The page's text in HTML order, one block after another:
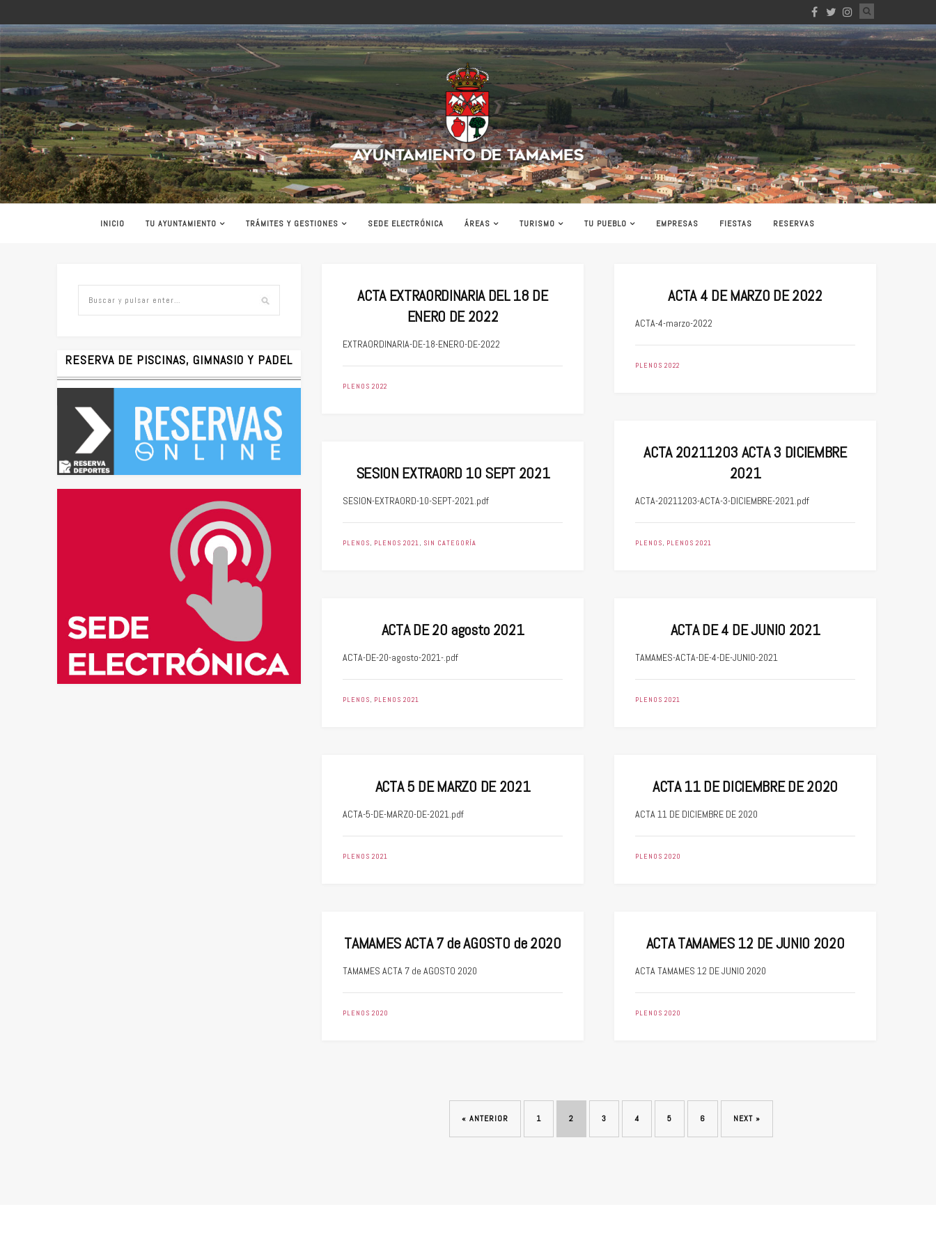
Ayuntamiento
de
Tamames
INICIO TU AYUNTAMIENTO TRÁMITES Y GESTIONES SEDE ELECTRÓNICA ÁREAS TURISMO TU PUEBLO EMPRESAS FIESTAS RESERVAS
ACTA EXTRAORDINARIA DEL 18 DE
ENERO DE 2022
EXTRAORDINARIA-DE-18-ENERO-DE-2022
PLENOS 2022
ACTA 4 DE MARZO DE 2022
ACTA-4-marzo-2022
PLENOS 2022
ACTA 20211203 ACTA 3 DICIEMBRE
2021
ACTA-20211203-ACTA-3-DICIEMBRE-2021.pdf
PLENOS, PLENOS 2021
SESION EXTRAORD 10 SEPT 2021
SESION-EXTRAORD-10-SEPT-2021.pdf
PLENOS, PLENOS 2021, SIN CATEGORÍA
ACTA DE 20 agosto 2021
ACTA-DE-20-agosto-2021-.pdf
PLENOS, PLENOS 2021
ACTA DE 4 DE JUNIO 2021
TAMAMES-ACTA-DE-4-DE-JUNIO-2021
PLENOS 2021
ACTA 5 DE MARZO DE 2021
ACTA-5-DE-MARZO-DE-2021.pdf
PLENOS 2021
ACTA 11 DE DICIEMBRE DE 2020
ACTA 11 DE DICIEMBRE DE 2020
PLENOS 2020
TAMAMES ACTA 7 de AGOSTO de 2020
TAMAMES ACTA 7 de AGOSTO 2020
PLENOS 2020
ACTA TAMAMES 12 DE JUNIO 2020
ACTA TAMAMES 12 DE JUNIO 2020
PLENOS 2020
« ANTERIOR 1 2 3 4 5 6 NEXT »
RESERVA DE PISCINAS, GIMNASIO Y PADEL